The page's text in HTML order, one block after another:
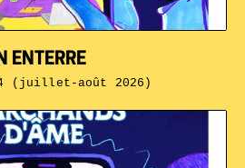
ENTERRE
(juillet-août 2026)